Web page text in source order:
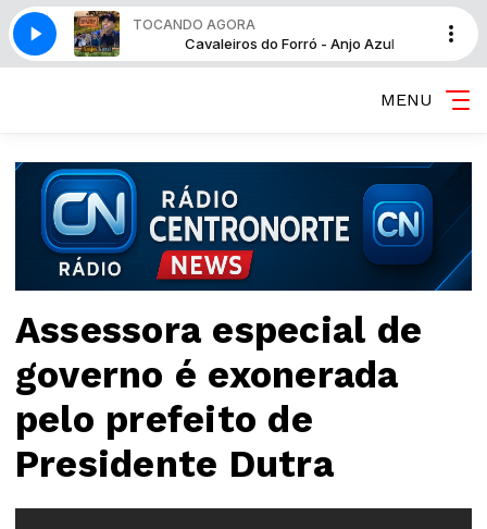
TOCANDO AGORA
Anjo Azul Cavaleiros do Forró - Anjo Azul
MENU
Assessora especial de
governo é exonerada
pelo prefeito de
Presidente Dutra